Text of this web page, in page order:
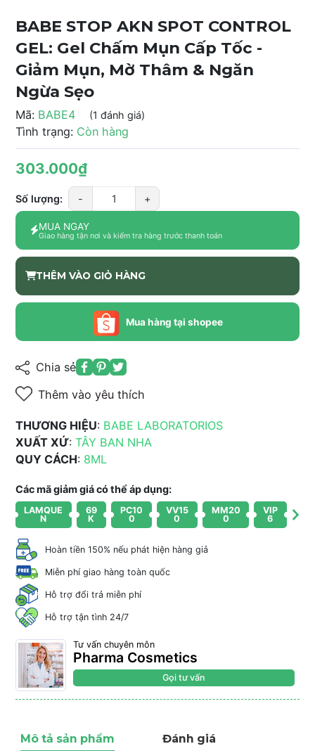
BABE STOP AKN SPOT CONTROL
GEL: Gel Chấm Mụn Cấp Tốc -
Giảm Mụn, Mờ Thâm & Ngăn
Ngừa Sẹo
Mã: BABE4 (1 đánh giá)
Tình trạng: Còn hàng
303.000₫
Số lượng: - +
MUA NGAY
Giao hàng tận nơi và kiểm tra hàng trước thanh toán
THÊM VÀO GIỎ HÀNG
Mua hàng tại shopee
Chia sẻ
Thêm vào yêu thích
THƯƠNG HIỆU: BABE LABORATORIOS
XUẤT XỨ: TÂY BAN NHA
QUY CÁCH: 8ML
Các mã giảm giá có thể áp dụng:
LAMQUE
N
69
K
PC10
0
VV15
0
MM20
0
VIP
6
Hoàn tiền 150% nếu phát hiện hàng giả
Miễn phí giao hàng toàn quốc
Hỗ trợ đổi trả miễn phí
Hỗ trợ tận tình 24/7
Tư vấn chuyên môn
Pharma Cosmetics
Gọi tư vấn
Mô tả sản phẩm Đánh giá